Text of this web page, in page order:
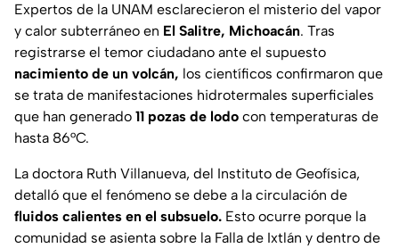
Expertos de la UNAM esclarecieron el misterio del vapor
y calor subterráneo en El Salitre, Michoacán. Tras
registrarse el temor ciudadano ante el supuesto
nacimiento de un volcán, los científicos confirmaron que
se trata de manifestaciones hidrotermales superficiales
que han generado 11 pozas de lodo con temperaturas de
hasta 86°C.
La doctora Ruth Villanueva, del Instituto de Geofísica,
detalló que el fenómeno se debe a la circulación de
fluidos calientes en el subsuelo. Esto ocurre porque la
comunidad se asienta sobre la Falla de Ixtlán y dentro de